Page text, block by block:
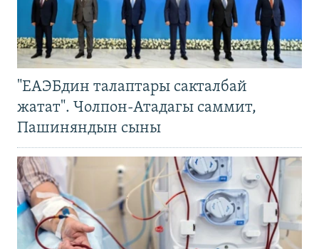
"ЕАЭБдин талаптары сакталбай
жатат". Чолпон-Атадагы саммит,
Пашиняндын сыны